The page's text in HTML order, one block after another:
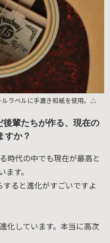
ラベルに手漉き和紙を使用。△
輩たちが作る、現在の
すか？
時代の中でも現在が最高と
す。
ると進化がすごいですよ
化しています。本当に高次